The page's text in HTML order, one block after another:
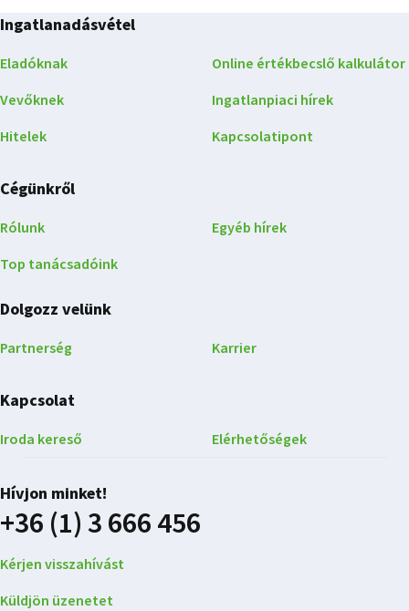
Ingatlanadásvétel
Eladóknak
Vevőknek
Hitelek
Online értékbecslő kalkulátor
Ingatlanpiaci hírek
Kapcsolatipont
Cégünkről
Rólunk
Top tanácsadóink
Egyéb hírek
Dolgozz velünk
Partnerség Karrier
Kapcsolat
Iroda kereső Elérhetőségek
Hívjon minket!
+36 (1) 3 666 456
Kérjen visszahívást
Küldjön üzenetet